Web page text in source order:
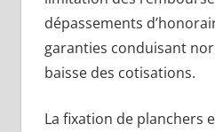
dépassements
garanties conduisant
baisse des cotisations.
La fixation de planchers